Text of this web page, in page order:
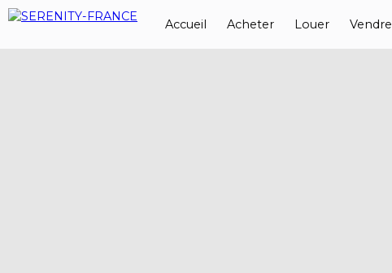
Accueil Acheter Louer Vendre